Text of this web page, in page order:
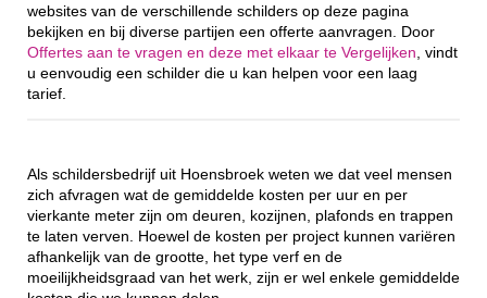
websites van de verschillende schilders op deze pagina
bekijken en bij diverse partijen een offerte aanvragen. Door
Offertes aan te vragen en deze met elkaar te Vergelijken , vindt
u eenvoudig een schilder die u kan helpen voor een laag
tarief.
Als schildersbedrijf uit Hoensbroek weten we dat veel mensen
zich afvragen wat de gemiddelde kosten per uur en per
vierkante meter zijn om deuren, kozijnen, plafonds en trappen
te laten verven. Hoewel de kosten per project kunnen variëren
afhankelijk van de grootte, het type verf en de
moeilijkheidsgraad van het werk, zijn er wel enkele gemiddelde